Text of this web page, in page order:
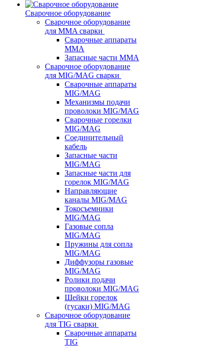
Сварочное оборудование
Сварочное оборудование
для MMA сварки
Сварочные аппараты
MMA
Запасные части MMA
Сварочное оборудование
для MIG/MAG сварки
Сварочные аппараты
MIG/MAG
Механизмы подачи
проволоки MIG/MAG
Сварочные горелки
MIG/MAG
Соединительный
кабель
Запасные части
MIG/MAG
Запасные части для
горелок MIG/MAG
Направляющие
каналы MIG/MAG
Токосъемники
MIG/MAG
Газовые сопла
MIG/MAG
Пружины для сопла
MIG/MAG
Диффузоры газовые
MIG/MAG
Ролики подачи
проволоки MIG/MAG
Шейки горелок
(гусаки) MIG/MAG
Сварочное оборудование
для TIG сварки
Сварочные аппараты
TIG